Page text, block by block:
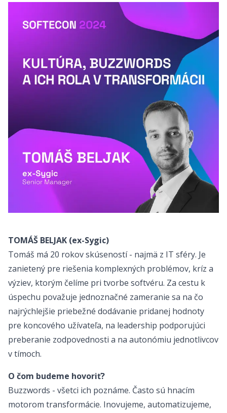
TOMÁŠ BELJAK (ex-Sygic)
Tomáš má 20 rokov skúseností - najmä z IT sféry. Je
zanietený pre riešenia komplexných problémov, kríz a
výziev, ktorým čelíme pri tvorbe softvéru. Za cestu k
úspechu považuje jednoznačné zameranie sa na čo
najrýchlejšie priebežné dodávanie pridanej hodnoty
pre koncového užívateľa, na leadership podporujúci
preberanie zodpovednosti a na autonómiu jednotlivcov
v tímoch.
O čom budeme hovoriť?
Buzzwords - všetci ich poznáme. Často sú hnacím
motorom transformácie. Inovujeme, automatizujeme,